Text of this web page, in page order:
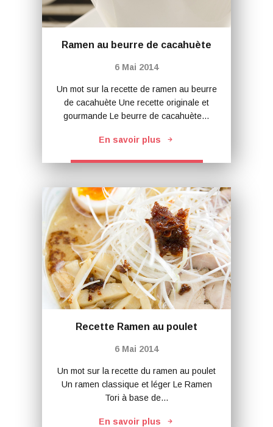
Ramen au beurre de cacahuète
6 Mai 2014
Un mot sur la recette de ramen au beurre
de cacahuète Une recette originale et
gourmande Le beurre de cacahuète…
En savoir plus
Recette Ramen au poulet
6 Mai 2014
Un mot sur la recette du ramen au poulet
Un ramen classique et léger Le Ramen
Tori à base de…
En savoir plus